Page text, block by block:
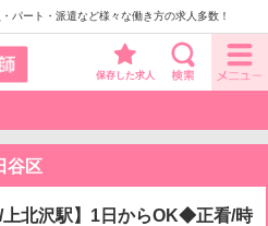
パート・派遣など様々な働き方の求人多数！
保存した求人
谷区
北沢駅】1日からOK◆正看/時